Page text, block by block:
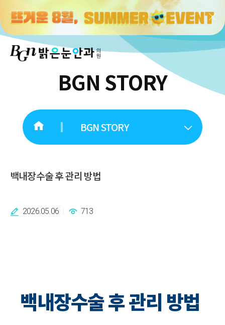
BGN STORY
BGN STORY
백내장수술 후 관리 방법
2026.05.06 713
백내장수술 후 관리 방법